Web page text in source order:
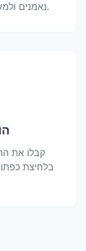
נאמנים ולמשוך לקוחות חדשים לשירותים שלכם.
קבלו את
בלחיצת